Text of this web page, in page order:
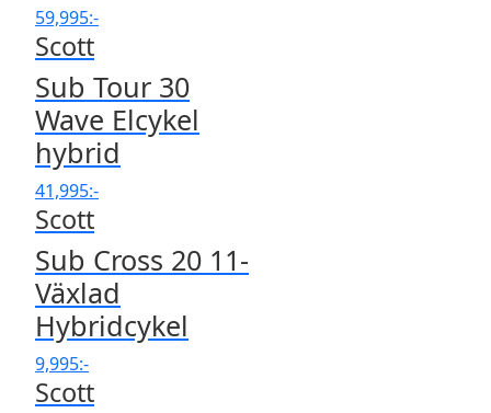
59,995:-
Scott
Sub Tour 30
Wave Elcykel
hybrid
41,995:-
Scott
Sub Cross 20 11-
Växlad
Hybridcykel
9,995:-
Scott